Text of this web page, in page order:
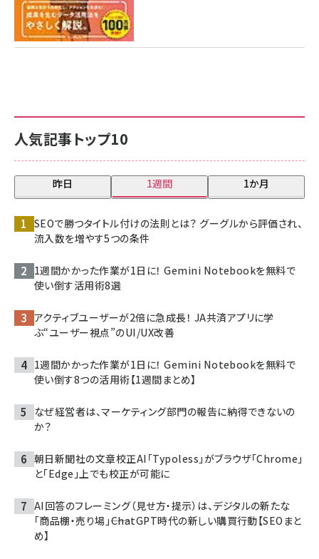
人気記事トップ10
昨日 1週間 1か月
SEOで勝つタイトル付けの法則とは？ グーグルから評価され、
流入数を増やす5つの条件
1週間かかった作業が1日に！ Gemini Notebookを無料で
使い倒す活用術8選
アクティブユーザーが2倍に急成長！ JA共済アプリに学
ぶ“ユーザー視点”のUI/UX改善
1週間かかった作業が1日に！ Gemini Notebookを無料で
使い倒す8つの活用術【1週間まとめ】
なぜ経営者は、マーケティング部門の報告に納得できないの
か？
朝日新聞社の文章校正AI「Typoless」がブラウザ「Chrome」
と「Edge」上でも校正が可能に
AI回答のフレーミング（見せ方・提示）は、デジタルの新たな
「商品棚・売り場」――ChatGPT時代の新しい購買行動【SEOまと
め】